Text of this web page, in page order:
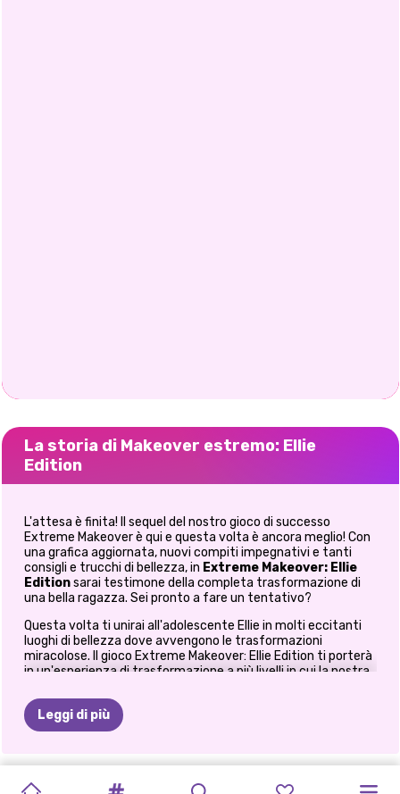
La storia di Makeover estremo: Ellie
Edition
L'attesa è finita! Il sequel del nostro gioco di successo
Extreme Makeover è qui e questa volta è ancora meglio! Con
una grafica aggiornata, nuovi compiti impegnativi e tanti
consigli e trucchi di bellezza, in Extreme Makeover: Ellie
Editionsarai testimone della completa trasformazione di
una bella ragazza. Sei pronto a fare un tentativo?
Questa volta ti unirai all'adolescente Ellie in molti eccitanti
luoghi di bellezza dove avvengono le trasformazioni
miracolose. Il gioco Extreme Makeover: Ellie Edition ti porterà
in un'esperienza di trasformazione a più livelli in cui la nostra
giovane donna. Tutto quello che devi fare è premere il
pulsante di riproduzione e iniziare la lunga strada di una
trasformazione completa con un primo compito.
un'accurata pulizia dei denti e lo sbiancamento. Usa gli
Leggi di più
TENDENZE
TRUCCO TRUCCO
CONCORSO TUTORIAL